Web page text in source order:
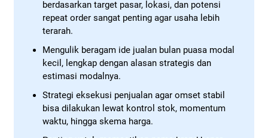
berdasarkan target pasar, lokasi, dan potensi
repeat order sangat penting agar usaha lebih
terarah.
Mengulik beragam ide jualan bulan puasa modal
kecil, lengkap dengan alasan strategis dan
estimasi modalnya.
Strategi eksekusi penjualan agar omset stabil
bisa dilakukan lewat kontrol stok, momentum
waktu, hingga skema harga.